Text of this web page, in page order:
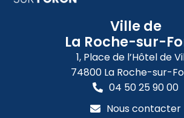
Ville de
La Roche-sur-
1, Place de l’Hôtel de
74800 La Roche-sur-
04 50 25 90 00
Nous contacter